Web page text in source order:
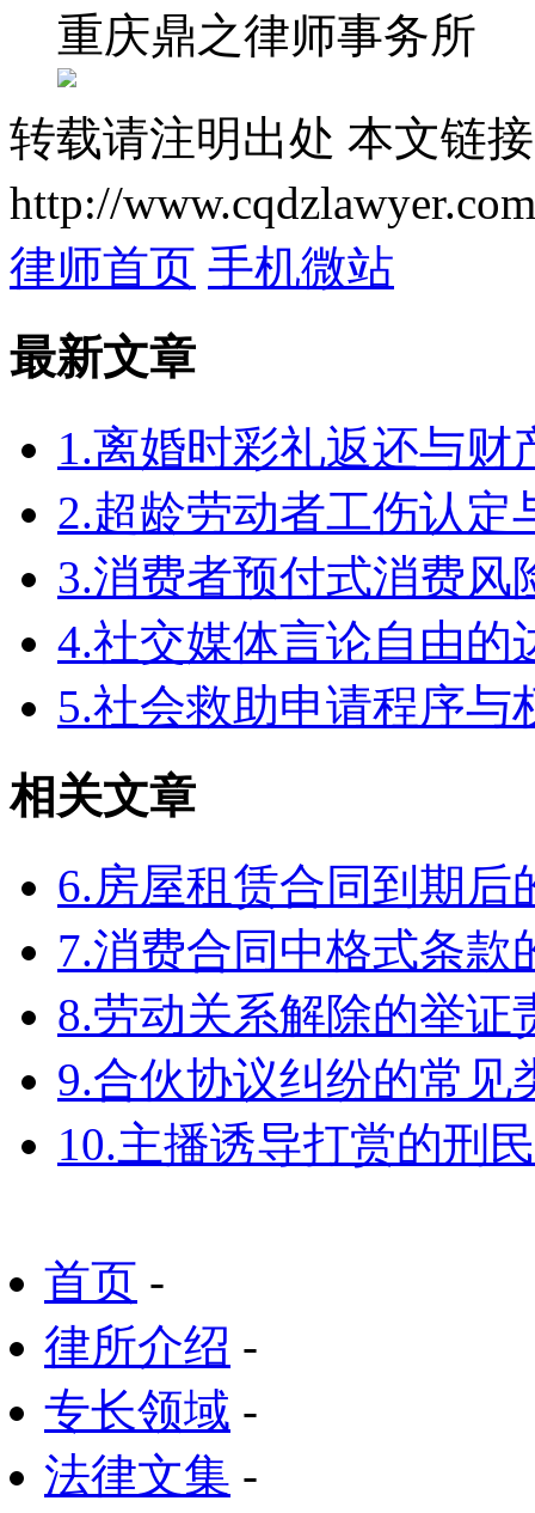
重庆鼎之律师事务所
转载请注明出处 本文链
http://
律师首页 手机微站
最新文章
1.离婚时彩礼返还与财
2.超龄劳动者工伤认定
3.消费者预付式消费风
4.社交媒体言论自由
5.社会救助申请程序与
相关文章
6.房屋租赁合同到期后
7.消费合同中格式条款
8.劳动关系解除的举证
9.合伙协议纠纷的常见
10.主播诱导打赏的刑
首页 -
律所介绍 -
专长领域 -
法律文集 -